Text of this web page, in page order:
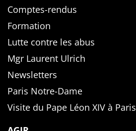
Comptes-rendus
Formation
Lutte contre les abus
Mgr Laurent Ulrich
Newsletters
Paris Notre-Dame
Visite du Pape Léon XIV à Paris